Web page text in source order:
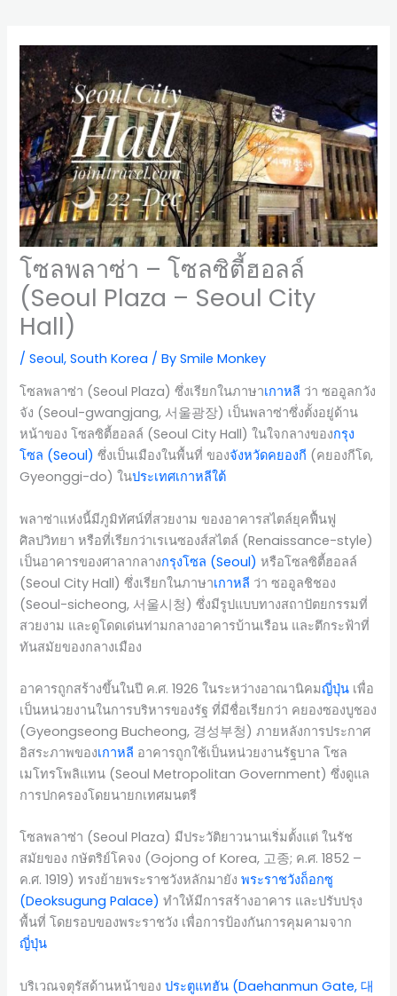
โซลพลาซ่า – โซลซิตี้ฮอลล์
(Seoul Plaza – Seoul City
Hall)
/Seoul,South Korea / BySmile Monkey
โซลพลาซ่า (Seoul Plaza) ซึ่งเรียกในภาษาเกาหลี ว่า ซออูลกวัง
จัง (Seoul-gwangjang, 서울광장) เป็นพลาซ่าซึ่งตั้งอยู่ด้าน
หน้าของ โซลซิตี้ฮอลล์ (Seoul City Hall) ในใจกลางของกรุง
โซล (Seoul) ซึ่งเป็นเมืองในพื้นที่ ของจังหวัดคยองกี (คยองกีโด,
Gyeonggi-do) ในประเทศเกาหลีใต้
พลาซ่าแห่งนี้มีภูมิทัศน์ที่สวยงาม ของอาคารสไตล์ยุคฟื้นฟู
ศิลปวิทยา หรือที่เรียกว่าเรเนซองส์สไตล์ (Renaissance-style)
เป็นอาคารของศาลากลางกรุงโซล (Seoul) หรือโซลซิตี้ฮอลล์
(Seoul City Hall) ซึ่งเรียกในภาษาเกาหลี ว่า ซออูลชิชอง
(Seoul-sicheong, 서울시청) ซึ่งมีรูปแบบทางสถาปัตยกรรมที่
สวยงาม และดูโดดเด่นท่ามกลางอาคารบ้านเรือน และตึกระฟ้าที่
ทันสมัยของกลางเมือง
อาคารถูกสร้างขึ้นในปี ค.ศ. 1926 ในระหว่างอาณานิคมญี่ปุ่น เพื่อ
เป็นหน่วยงานในการบริหารของรัฐ ที่มีชื่อเรียกว่า คยองซองบูชอง
(Gyeongseong Bucheong, 경성부청) ภายหลังการประกาศ
อิสระภาพของเกาหลี อาคารถูกใช้เป็นหน่วยงานรัฐบาล โซล
เมโทรโพลิแทน (Seoul Metropolitan Government) ซึ่งดูแล
การปกครองโดยนายกเทศมนตรี
โซลพลาซ่า (Seoul Plaza) มีประวัติยาวนานเริ่มตั้งแต่ ในรัช
สมัยของ กษัตริย์โคจง (Gojong of Korea, 고종; ค.ศ. 1852 –
ค.ศ. 1919) ทรงย้ายพระราชวังหลักมายังพระราชวังถ็อกซู
(Deoksugung Palace) ทำให้มีการสร้างอาคาร และปรับปรุง
พื้นที่ โดยรอบของพระราชวัง เพื่อการป้องกันการคุมคามจาก
ญี่ปุ่น
บริเวณจตุรัสด้านหน้าของประตูแทฮัน (Daehanmun Gate, 대